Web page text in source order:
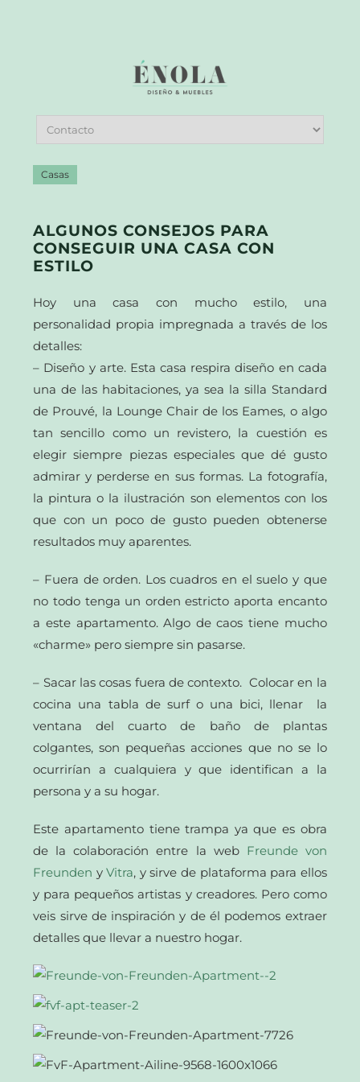
Casas
ALGUNOS CONSEJOS PARA
CONSEGUIR UNA CASA CON
ESTILO
Hoy una casa con mucho estilo, una
personalidad propia impregnada a través de los
detalles:
– Diseño y arte. Esta casa respira diseño en cada
una de las habitaciones, ya sea la silla Standard
de Prouvé, la Lounge Chair de los Eames, o algo
tan sencillo como un revistero, la cuestión es
elegir siempre piezas especiales que dé gusto
admirar y perderse en sus formas. La fotografía,
la pintura o la ilustración son elementos con los
que con un poco de gusto pueden obtenerse
resultados muy aparentes.
– Fuera de orden. Los cuadros en el suelo y que
no todo tenga un orden estricto aporta encanto
a este apartamento. Algo de caos tiene mucho
«charme» pero siempre sin pasarse.
– Sacar las cosas fuera de contexto. Colocar en la
cocina una tabla de surf o una bici, llenar la
ventana del cuarto de baño de plantas
colgantes, son pequeñas acciones que no se lo
ocurrirían a cualquiera y que identifican a la
persona y a su hogar.
Este apartamento tiene trampa ya que es obra
de la colaboración entre la web Freunde von
Freunden yVitra, y sirve de plataforma para ellos
y para pequeños artistas y creadores. Pero como
veis sirve de inspiración y de él podemos extraer
detalles que llevar a nuestro hogar.